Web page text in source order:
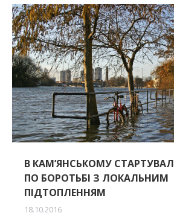
В КАМ’ЯНСЬКОМУ
ПО БОРОТЬБІ З ЛОКАЛЬНИМ
ПІДТОПЛЕННЯМ
18.10.2016